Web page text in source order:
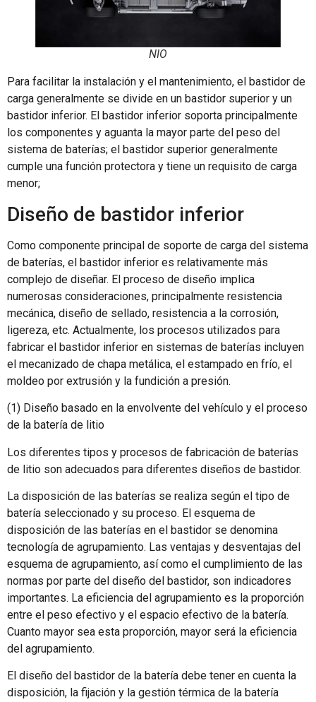
NIO
Para facilitar la instalación y el mantenimiento, el bastidor de
carga generalmente se divide en un bastidor superior y un
bastidor inferior. El bastidor inferior soporta principalmente
los componentes y aguanta la mayor parte del peso del
sistema de baterías; el bastidor superior generalmente
cumple una función protectora y tiene un requisito de carga
menor;
Diseño de bastidor inferior
Como componente principal de soporte de carga del sistema
de baterías, el bastidor inferior es relativamente más
complejo de diseñar. El proceso de diseño implica
numerosas consideraciones, principalmente resistencia
mecánica, diseño de sellado, resistencia a la corrosión,
ligereza, etc. Actualmente, los procesos utilizados para
fabricar el bastidor inferior en sistemas de baterías incluyen
el mecanizado de chapa metálica, el estampado en frío, el
moldeo por extrusión y la fundición a presión.
(1) Diseño basado en la envolvente del vehículo y el proceso
de la batería de litio
Los diferentes tipos y procesos de fabricación de baterías
de litio son adecuados para diferentes diseños de bastidor.
La disposición de las baterías se realiza según el tipo de
batería seleccionado y su proceso. El esquema de
disposición de las baterías en el bastidor se denomina
tecnología de agrupamiento. Las ventajas y desventajas del
esquema de agrupamiento, así como el cumplimiento de las
normas por parte del diseño del bastidor, son indicadores
importantes. La eficiencia del agrupamiento es la proporción
entre el peso efectivo y el espacio efectivo de la batería.
Cuanto mayor sea esta proporción, mayor será la eficiencia
del agrupamiento.
El diseño del bastidor de la batería debe tener en cuenta la
disposición, la fijación y la gestión térmica de la batería